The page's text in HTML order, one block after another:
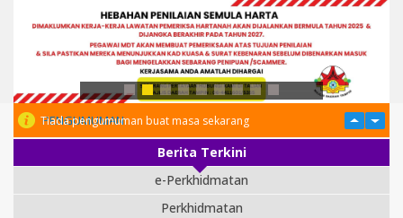
PENGUMUMAN
Tiada pengumuman buat masa sekarang
Berita Terkini
e-Perkhidmatan
Perkhidmatan